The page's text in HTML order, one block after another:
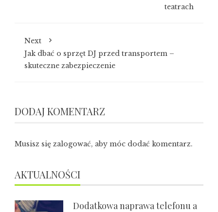
teatrach
Next
Jak dbać o sprzęt DJ przed transportem –
skuteczne zabezpieczenie
DODAJ KOMENTARZ
Musisz się zalogować, aby móc dodać komentarz.
AKTUALNOŚCI
Dodatkowa naprawa telefonu a